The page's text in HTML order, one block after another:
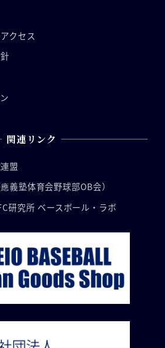
クセス
関連リンク
盟
義塾体育会野球部OB会）
研究所 ベースボール・ラボ